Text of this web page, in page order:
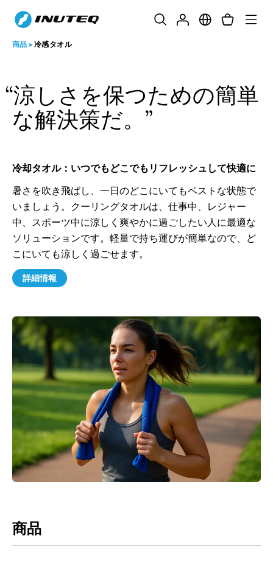
商品 > 冷感タオル
涼しさを保つための簡単
な解決策だ。
冷却タオル：いつでもどこでもリフレッシュして快適に
暑さを吹き飛ばし、一日のどこにいてもベストな状態で
いましょう。クーリングタオルは、仕事中、レジャー
中、スポーツ中に涼しく爽やかに過ごしたい人に最適な
ソリューションです。軽量で持ち運びが簡単なので、ど
こにいても涼しく過ごせます。
詳細情報
商品